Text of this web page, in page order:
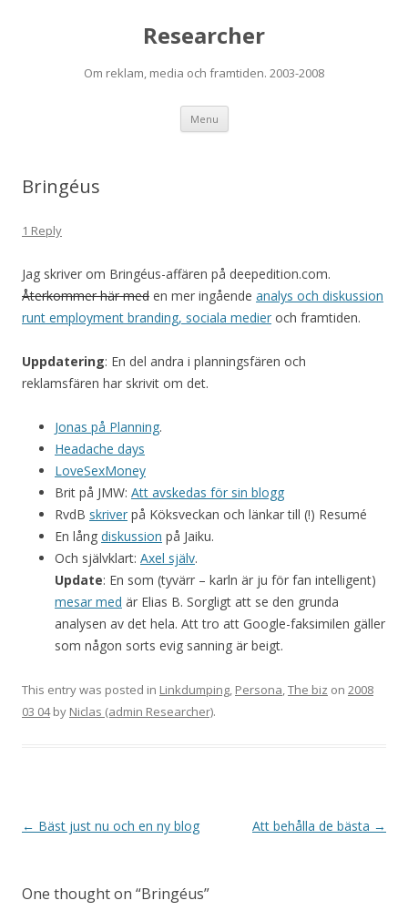
Researcher
Om reklam, media och framtiden. 2003-2008
Menu Skip to content
Bringéus
1 Reply
Jag skriver om Bringéus-affären på deepedition.com.
Återkommer här med en mer ingående analys och diskussion
runt employment branding, sociala medier och framtiden.
Uppdatering: En del andra i planningsfären och
reklamsfären har skrivit om det.
Jonas på Planning.
Headache days
LoveSexMoney
Brit på JMW: Att avskedas för sin blogg
RvdB skriver på Köksveckan och länkar till (!) Resumé
En lång diskussion på Jaiku.
Och självklart: Axel själv.
Update: En som (tyvärr – karln är ju för fan intelligent)
mesar med är Elias B. Sorgligt att se den grunda
analysen av det hela. Att tro att Google-faksimilen gäller
som någon sorts evig sanning är beigt.
This entry was posted in Linkdumping, Persona,The biz on 2008
03 04by Niclas (admin Researcher).
Post navigation
← Bäst just nu och en ny blog Att behålla de bästa →
One thought on “Bringéus”